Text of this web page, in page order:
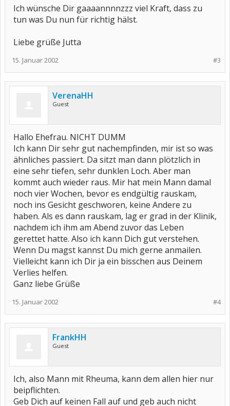
Ich wünsche Dir gaaaannnnzzz viel Kraft, dass zu
tun was Du nun für richtig hälst.
Liebe grüße Jutta
#3
15. Januar 2002
VerenaHH
Guest
Hallo Ehefrau. NICHT DUMM
Ich kann Dir sehr gut nachempfinden, mir ist so was
ähnliches passiert. Da sitzt man dann plötzlich in
eine sehr tiefen, sehr dunklen Loch. Aber man
kommt auch wieder raus. Mir hat mein Mann damal
noch vier Wochen, bevor es endgültig rauskam,
noch ins Gesicht geschworen, keine Andere zu
haben. Als es dann rauskam, lag er grad in der Klinik,
nachdem ich ihm am Abend zuvor das Leben
gerettet hatte. Also ich kann Dich gut verstehen.
Wenn Du magst kannst Du mich gerne anmailen.
Vielleicht kann ich Dir ja ein bisschen aus Deinem
Verlies helfen.
Ganz liebe Grüße
#4
15. Januar 2002
FrankHH
Guest
Ich, also Mann mit Rheuma, kann dem allen hier nur
beipflichten.
Geb Dich auf keinen Fall auf und geb auch nicht